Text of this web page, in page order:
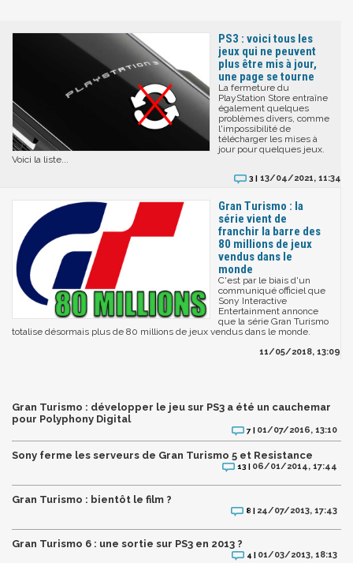
PS3 : voici tous les
jeux qui ne peuvent
plus être mis à jour,
une page se tourne
La fermeture du
PlayStation Store entraîne
également quelques
problèmes divers, comme
l'impossibilité de
télécharger les mises à
jour pour quelques jeux.
Voici la liste...
3 | 13/04/2021, 11:34
Gran Turismo : la
série vient de
franchir la barre des
80 millions de jeux
vendus dans le
monde
C'est par le biais d'un
communiqué officiel que
Sony Interactive
Entertainment annonce
que la série Gran Turismo
totalise désormais plus de 80 millions de jeux vendus dans le monde.
11/05/2018, 13:09
Gran Turismo : développer le jeu sur PS3 a été un cauchemar
pour Polyphony Digital
7 | 01/07/2016, 13:10
Sony ferme les serveurs de Gran Turismo 5 et Resistance
13 | 06/01/2014, 17:44
Gran Turismo : bientôt le film ?
8 | 24/07/2013, 17:43
Gran Turismo 6 : une sortie sur PS3 en 2013 ?
4 | 01/03/2013, 18:13